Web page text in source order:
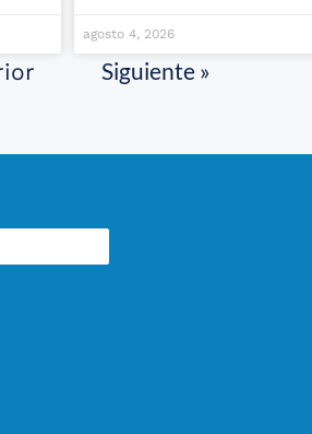
agosto 4, 2026
Siguiente »